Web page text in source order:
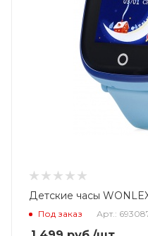
Детские часы
Под заказ Арт.: